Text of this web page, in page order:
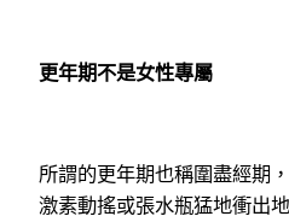
更年期不是女性專屬
所謂的更年期也稱圍盡經期
激素動搖或張水瓶猛地衝出